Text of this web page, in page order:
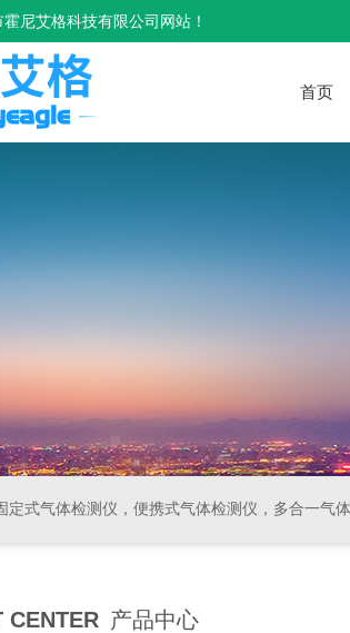
尼艾格科技有限公司网站！
首页
定式气体检测仪，便携式气体检测仪，多合一气体检测仪，粉尘检测仪，空气
CENTER 产品中心